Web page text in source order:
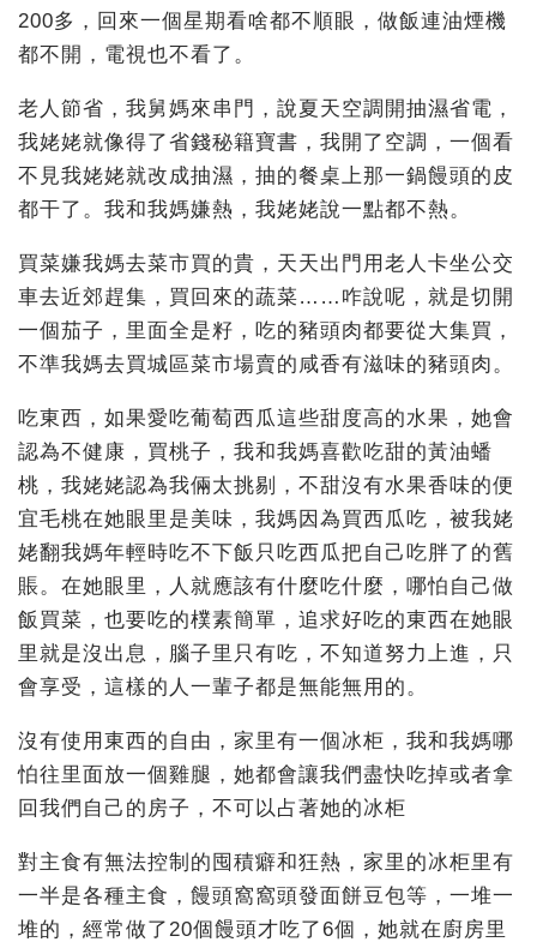
200多，回來一個星期看啥都不順眼，做飯連油煙機
都不開，電視也不看了。
老人節省，我舅媽來串門，說夏天空調開抽濕省電，
我姥姥就像得了省錢秘籍寶書，我開了空調，一個看
不見我姥姥就改成抽濕，抽的餐桌上那一鍋饅頭的皮
都干了。我和我媽嫌熱，我姥姥說一點都不熱。
買菜嫌我媽去菜市買的貴，天天出門用老人卡坐公交
車去近郊趕集，買回來的蔬菜……咋說呢，就是切開
一個茄子，里面全是籽，吃的豬頭肉都要從大集買，
不準我媽去買城區菜市場賣的咸香有滋味的豬頭肉。
吃東西，如果愛吃葡萄西瓜這些甜度高的水果，她會
認為不健康，買桃子，我和我媽喜歡吃甜的黃油蟠
桃，我姥姥認為我倆太挑剔，不甜沒有水果香味的便
宜毛桃在她眼里是美味，我媽因為買西瓜吃，被我姥
姥翻我媽年輕時吃不下飯只吃西瓜把自己吃胖了的舊
賬。在她眼里，人就應該有什麼吃什麼，哪怕自己做
飯買菜，也要吃的樸素簡單，追求好吃的東西在她眼
里就是沒出息，腦子里只有吃，不知道努力上進，只
會享受，這樣的人一輩子都是無能無用的。
沒有使用東西的自由，家里有一個冰柜，我和我媽哪
怕往里面放一個雞腿，她都會讓我們盡快吃掉或者拿
回我們自己的房子，不可以占著她的冰柜
對主食有無法控制的囤積癖和狂熱，家里的冰柜里有
一半是各種主食，饅頭窩窩頭發面餅豆包等，一堆一
堆的，經常做了20個饅頭才吃了6個，她就在廚房里